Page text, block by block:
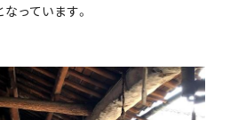
っています。